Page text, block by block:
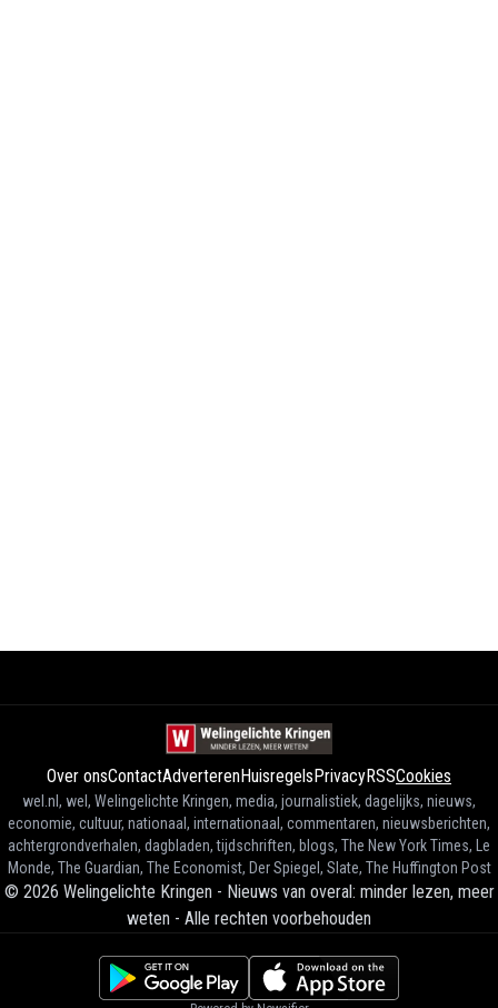
Over onsContactAdverterenHuisregelsPrivacyRSSCookies
wel.nl, wel, Welingelichte Kringen, media, journalistiek, dagelijks, nieuws,
economie, cultuur, nationaal, internationaal, commentaren, nieuwsberichten,
achtergrondverhalen, dagbladen, tijdschriften, blogs, The New York Times, Le
Monde, The Guardian, The Economist, Der Spiegel, Slate, The Huffington Post
© 2026 Welingelichte Kringen - Nieuws van overal: minder lezen, meer
weten - Alle rechten voorbehouden